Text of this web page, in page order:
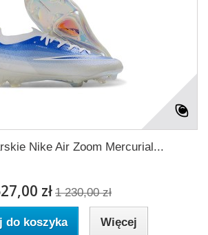
Nike Air Zoom Mercurial...
zł 1 230,00 zł
do koszyka Więcej